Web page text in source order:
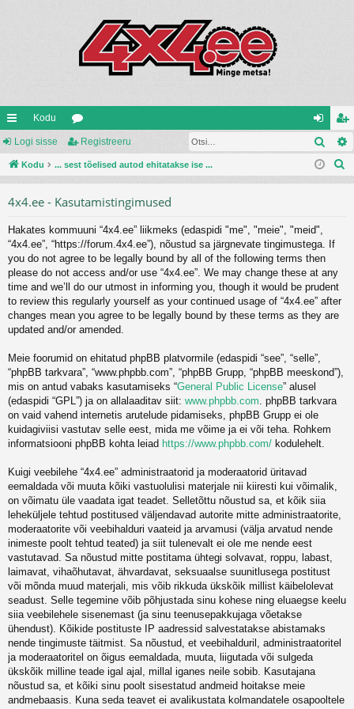
iirl
in
Kodu
oo
ru
og
i
e
eg
ist
Logi sisse Registreeru Otsi
Kodu ... sest tõelised autod ehitatakse ise ...
4x4.ee - Kasutamistingimused
Hakates kommuuni “4x4.ee” liikmeks (edaspidi "me", "meie", "meid",
“4x4.ee”, “https://forum.4x4.ee”), nõustud sa järgnevate tingimustega. If
you do not agree to be legally bound by all of the following terms then
please do not access and/or use “4x4.ee”. We may change these at any
time and we’ll do our utmost in informing you, though it would be prudent
to review this regularly yourself as your continued usage of “4x4.ee” after
changes mean you agree to be legally bound by these terms as they are
updated and/or amended.
Meie foorumid on ehitatud phpBB platvormile (edaspidi “see”, “selle”,
“phpBB tarkvara”, “www.phpbb.com”, “phpBB Grupp, “phpBB meeskond”),
mis on antud vabaks kasutamiseks “General Public License” alusel
(edaspidi “GPL”) ja on allalaaditav siit: www.phpbb.com . phpBB tarkvara
on vaid vahend internetis arutelude pidamiseks, phpBB Grupp ei ole
kuidagiviisi vastutav selle eest, mida me võime ja ei või teha. Rohkem
informatsiooni phpBB kohta leiad https://www.phpbb.com/ kodulehelt.
Kuigi veebilehe “4x4.ee” administraatorid ja moderaatorid üritavad
eemaldada või muuta kõiki vastuolulisi materjale nii kiiresti kui võimalik,
on võimatu üle vaadata igat teadet. Selletõttu nõustud sa, et kõik siia
leheküljele tehtud postitused väljendavad autorite mitte administraatorite,
moderaatorite või veebihalduri vaateid ja arvamusi (välja arvatud nende
inimeste poolt tehtud teated) ja siit tulenevalt ei ole me nende eest
vastutavad. Sa nõustud mitte postitama ühtegi solvavat, roppu, labast,
laimavat, vihaõhutavat, ähvardavat, seksuaalse suunitlusega postitust
või mõnda muud materjali, mis võib rikkuda ükskõik millist käibelolevat
seadust. Selle tegemine võib põhjustada sinu kohese ning eluaegse keelu
siia veebilehele sisenemast (ja sinu teenusepakkujaga võetakse
ühendust). Kõikide postituste IP aadressid salvestatakse abistamaks
nende tingimuste täitmist. Sa nõustud, et veebihalduril, administraatoritel
ja moderaatoritel on õigus eemaldada, muuta, liigutada või sulgeda
ükskõik milline teade igal ajal, millal iganes neile sobib. Kasutajana
nõustud sa, et kõiki sinu poolt sisestatud andmeid hoitakse meie
andmebaasis. Kuna seda teavet ei avalikustata kolmandatele osapooltele